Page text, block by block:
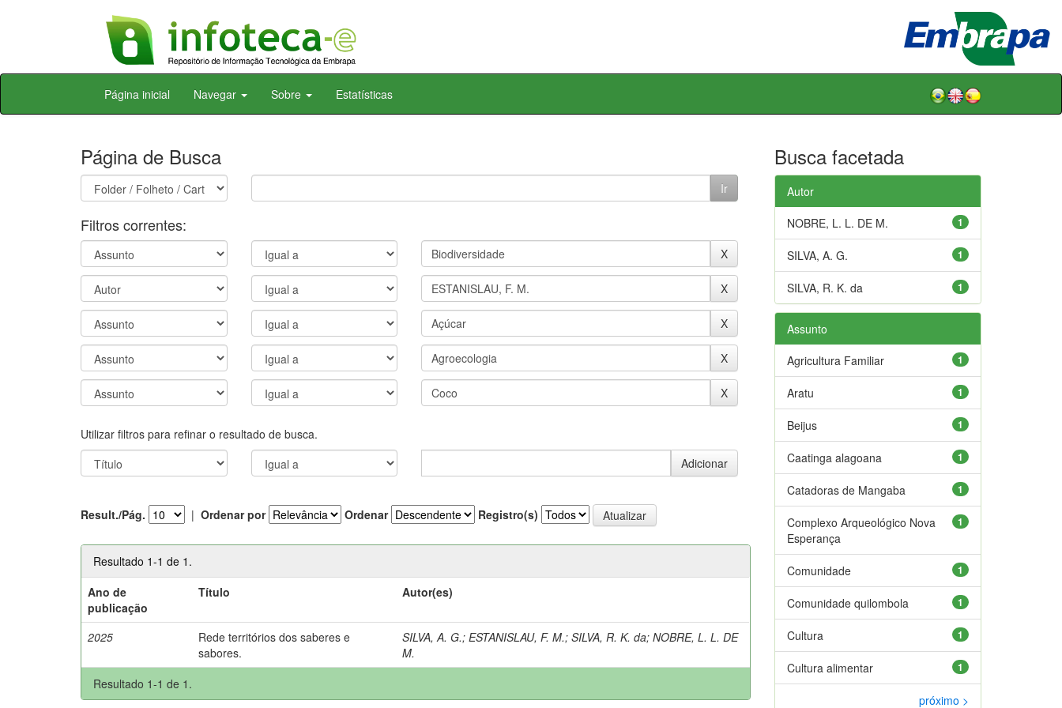
Skip
Página inicial Navegar Sobre Estatísticas
Página de Busca
Filtros correntes:
Utilizar filtros para refinar o resultado de busca.
Result./Pág. | Ordenar por Ordenar Registro(s)
Resultado 1-1 de 1.
Ano de
publicação
Título Autor(es)
2025
Rede territórios dos saberes e
sabores.
SILVA, A. G.;ESTANISLAU, F. M.;SILVA, R. K. da;NOBRE, L. L. DE
M.
Resultado 1-1 de 1.
Busca facetada
Autor
1
NOBRE, L. L. DE M.
1
SILVA, A. G.
1
SILVA, R. K. da
Assunto
1
Agricultura Familiar
1
Aratu
1
Beijus
1
Caatinga alagoana
1
Catadoras de Mangaba
1
Complexo Arqueológico Nova
Esperança
1
Comunidade
1
Comunidade quilombola
1
Cultura
1
Cultura alimentar
próximo >